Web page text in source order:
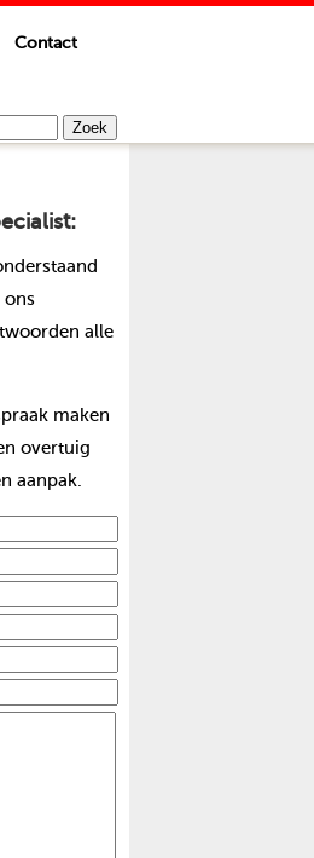
Contact
alle
maken
overtuig
aanpak.